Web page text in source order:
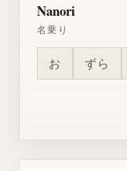
Nanori
名乗り
お ずら